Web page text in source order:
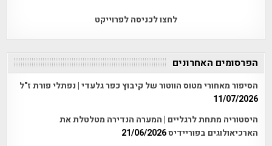
לחצו לכניסה לפרוייקט
הפרסומים האחרונים
הסיפור מאחורי מטוס הווטור של קיבוץ כפר גלעדי | נפתלי פורת ז"ל
11/07/2026
היסטוריה מתחת לרגליים | המערה הנדירה מטלטלת את
הארכיאולוגים בפוריידיס21/06/2026